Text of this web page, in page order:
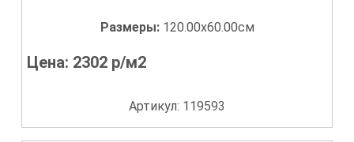
Размеры: 120.00x60.00см
Цена: 2302 р/м2
Артикул: 119593